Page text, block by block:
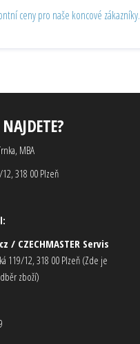
ceny pro naše koncové zákazníky.
MBA
318 00 Plzeň
/ CZECHMASTER Servis
119/12, 318 00 Plzeň (Zde je
zboží)